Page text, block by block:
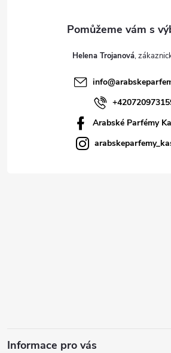
Helena Trojanová
info@
Arabské Parfémy
Informace pro vás